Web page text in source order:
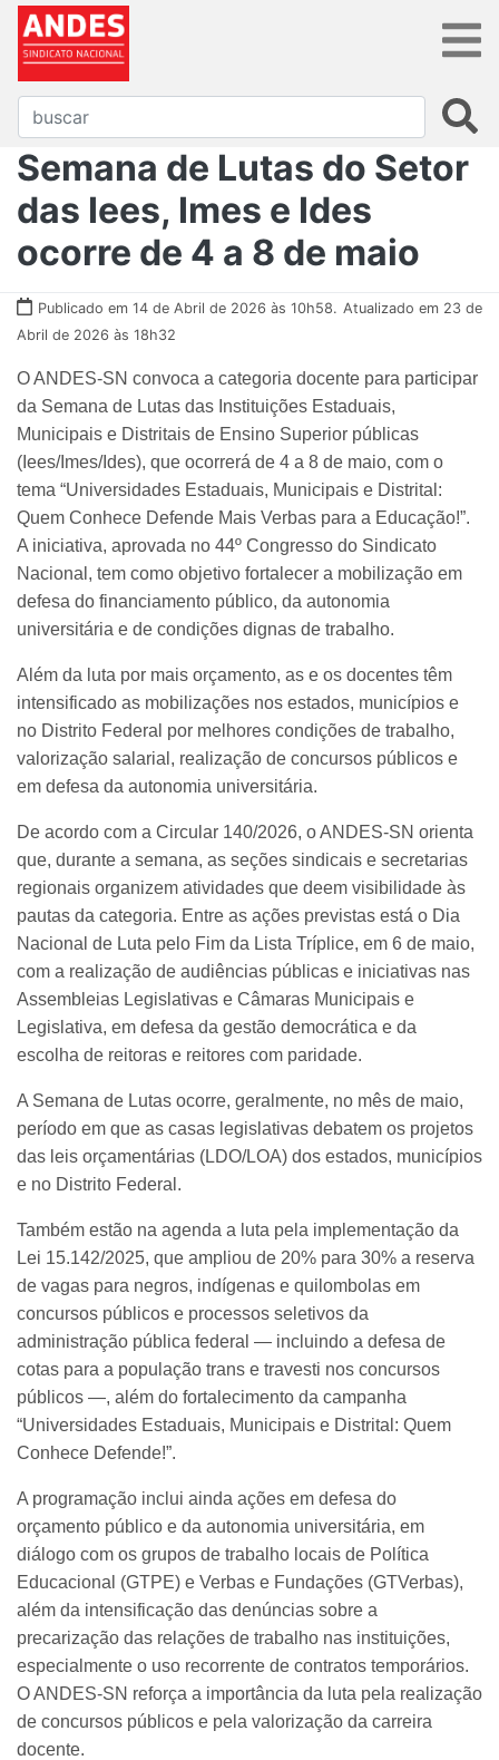
Semana de Lutas do Setor
das Iees, Imes e Ides
ocorre de 4 a 8 de maio
Publicado em 14 de Abril de 2026 às 10h58. Atualizado em 23 de
Abril de 2026 às 18h32
O ANDES-SN convoca a categoria docente para participar
da Semana de Lutas das Instituições Estaduais,
Municipais e Distritais de Ensino Superior públicas
(Iees/Imes/Ides), que ocorrerá de 4 a 8 de maio, com o
tema “Universidades Estaduais, Municipais e Distrital:
Quem Conhece Defende Mais Verbas para a Educação!”.
A iniciativa, aprovada no 44º Congresso do Sindicato
Nacional, tem como objetivo fortalecer a mobilização em
defesa do financiamento público, da autonomia
universitária e de condições dignas de trabalho.
Além da luta por mais orçamento, as e os docentes têm
intensificado as mobilizações nos estados, municípios e
no Distrito Federal por melhores condições de trabalho,
valorização salarial, realização de concursos públicos e
em defesa da autonomia universitária.
De acordo com a Circular 140/2026, o ANDES-SN orienta
que, durante a semana, as seções sindicais e secretarias
regionais organizem atividades que deem visibilidade às
pautas da categoria. Entre as ações previstas está o Dia
Nacional de Luta pelo Fim da Lista Tríplice, em 6 de maio,
com a realização de audiências públicas e iniciativas nas
Assembleias Legislativas e Câmaras Municipais e
Legislativa, em defesa da gestão democrática e da
escolha de reitoras e reitores com paridade.
A Semana de Lutas ocorre, geralmente, no mês de maio,
período em que as casas legislativas debatem os projetos
das leis orçamentárias (LDO/LOA) dos estados, municípios
e no Distrito Federal.
Também estão na agenda a luta pela implementação da
Lei 15.142/2025, que ampliou de 20% para 30% a reserva
de vagas para negros, indígenas e quilombolas em
concursos públicos e processos seletivos da
administração pública federal — incluindo a defesa de
cotas para a população trans e travesti nos concursos
públicos —, além do fortalecimento da campanha
“Universidades Estaduais, Municipais e Distrital: Quem
Conhece Defende!”.
A programação inclui ainda ações em defesa do
orçamento público e da autonomia universitária, em
diálogo com os grupos de trabalho locais de Política
Educacional (GTPE) e Verbas e Fundações (GTVerbas),
além da intensificação das denúncias sobre a
precarização das relações de trabalho nas instituições,
especialmente o uso recorrente de contratos temporários.
O ANDES-SN reforça a importância da luta pela realização
de concursos públicos e pela valorização da carreira
docente.